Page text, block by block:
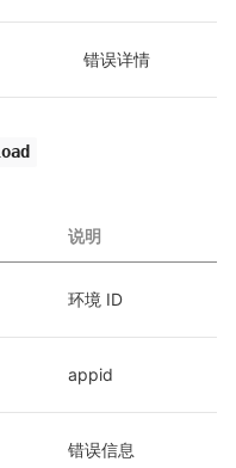
错误详情
说明
环境 ID
appid
错误信息